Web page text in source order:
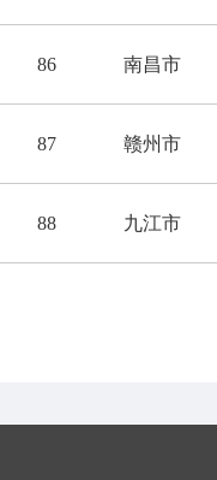
86 南昌市
87 赣州市
88 九江市